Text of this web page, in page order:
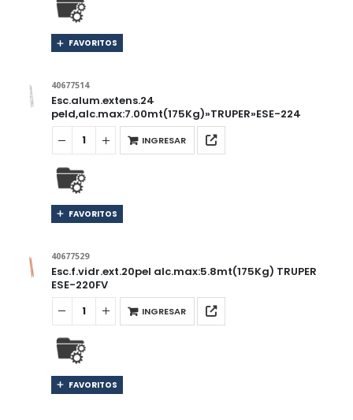
FAVORITOS
40677514
Esc.alum.extens.24
peld,alc.max:7.00mt(175Kg)»TRUPER»ESE-224
INGRESAR
FAVORITOS
40677529
Esc.f.vidr.ext.20pel alc.max:5.8mt(175Kg) TRUPER
ESE-220FV
INGRESAR
FAVORITOS